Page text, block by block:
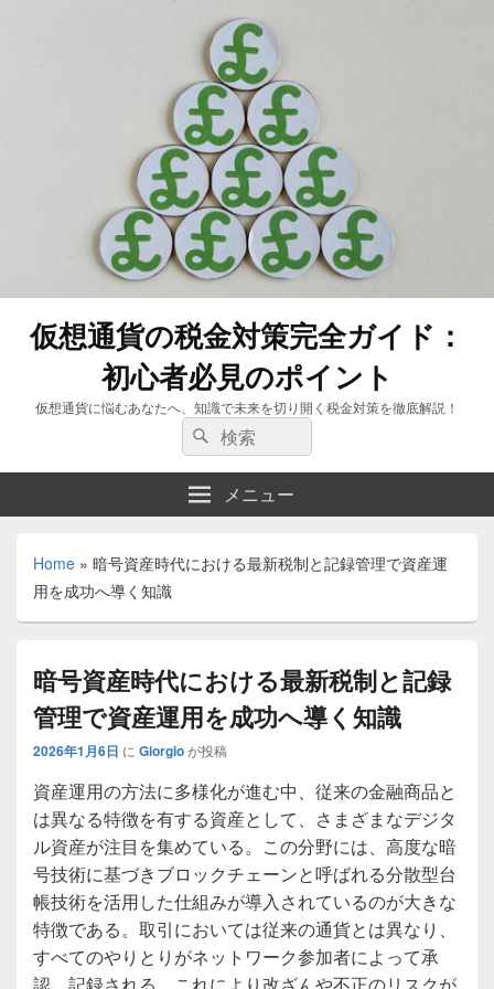
仮想通貨の税金対策完全ガイド：
初心者必見のポイント
仮想通貨に悩むあなたへ、知識で未来を切り開く税金対策を徹底解説！
検
索:
検
索
メニュー
Home » 暗号資産時代における最新税制と記録管理で資産運
用を成功へ導く知識
暗号資産時代における最新税制と記録
管理で資産運用を成功へ導く知識
2026年1月6日 に Giorgioが投稿
資産運用の方法に多様化が進む中、従来の金融商品と
は異なる特徴を有する資産として、さまざまなデジタ
ル資産が注目を集めている。 この分野には、高度な暗
号技術に基づきブロックチェーンと呼ばれる分散型台
帳技術を活用した仕組みが導入されているのが大きな
特徴である。取引においては従来の通貨とは異なり、
すべてのやりとりがネットワーク参加者によって承
認、記録される。これにより改ざんや不正のリスクが